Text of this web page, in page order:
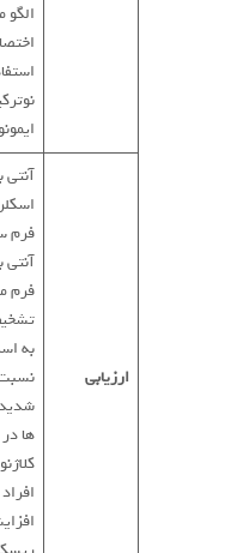
الگو
ارزیابی
فرم
نسبت